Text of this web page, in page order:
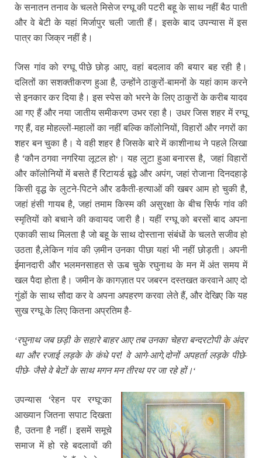
के सनातन तनाव के चलते मिसेज रग्घू की पटरी बहू के साथ नहीं बैठ पाती
और वे बेटी के यहां मिर्जापुर चली जाती हैं। इसके बाद उपन्यास में इस
पात्र का जिक्र नहीं है।
जिस गांव को रग्घू पीछे छोड़ आए, वहां बदलाव की बयार बह रही है।
दलितों का सशक्तीकरण हुआ है, उन्होंने ठाकुरों-बामनों के यहां काम करने
से इनकार कर दिया है। इस स्पेस को भरने के लिए ठाकुरों के करीब यादव
आ गए हैं और नया जातीय समीकरण उभर रहा है। उधरजिस शहर में रग्घू
गए हैं, वह मोहल्लों-महालों का नहींबल्कि कॉलोनियों, विहारों और नगरों का
शहर बन चुका है। ये वही शहर है जिसके बारे में काशीनाथ ने पहले लिखा
है ‘कौन ठगवा नगरिया लूटल हो‘ । यह लुटा हुआ बनारस है, जहां विहारों
और कॉलोनियों में बसते हैं रिटायर्ड बूढ़े और अपंग, जहां रोजाना दिनदहाड़े
किसी वृद्ध के लुटने-पिटने और डकैती-हत्याओं की खबर आम हो चुकी है,
जहां हंसी गायब है, जहां तमाम किस्म की असुरक्षा के बीच सिर्फ गांव की
स्मृतियों को बचाने की कवायद जारी है। यहीं रग्घू को बरसों बाद अपना
एकाकी साथ मिलता है जो बहू के साथ दोस्ताना संबंधों के चलते सजीव हो
उठता है,लेकिन गांव की ज़मीन उनका पीछा यहां भी नहीं छोड़ती। अपनी
ईमानदारी और भलमनसाहत से ऊब चुके रघुनाथ के मन में अंत समय में
खल पैदा होता है। जमीन के कागज़ात पर जबरन दस्तखत करवाने आए दो
गुंडों के साथ सौदा कर वे अपना अपहरण करवा लेते हैं, और देखिए कि यह
सुख रग्घू के लिए कितना अप्रतिम है-
‘रघुनाथ जब छड़ी के सहारे बाहर आए तब उनका चेहरा बन्दरटोपी के अंदर
था और रजाई लड़के के कंधे पर! वे आगे-आगे,दोनों अपहर्ता लड़के पीछे-
पीछे- जैसे वे बेटों के साथ मगन मन तीरथ पर जा रहे हों।‘
उपन्यास ‘रेहन पर रग्घू‘का
आख्यान जितना सपाट दिखता
है, उतना है नहीं। इसमें समूचे
समाज में हो रहे बदलावों की